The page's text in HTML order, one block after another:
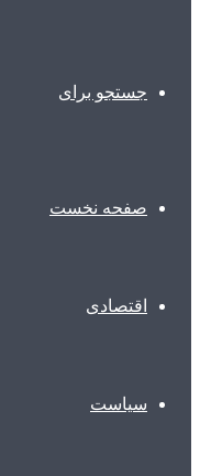
جستجو برای
صفحه نخست
اقتصادی
سیاست